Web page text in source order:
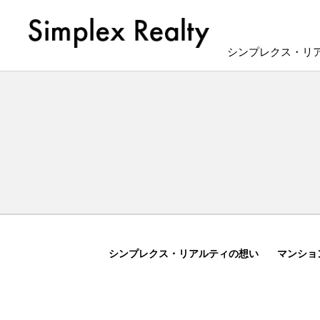
シンプレクス・リ
シンプレクス・リアルティの想い マンシ